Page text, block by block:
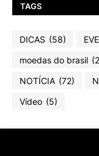
TAGS
DICAS (58)
moedas do brasil
NOTÍCIA (72)
Vídeo (5)